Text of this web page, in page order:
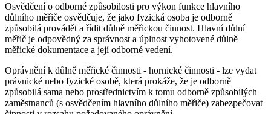
Osvědčení o odborné způsobilosti pro výkon funkce hlavního
důlního měřiče osvědčuje, že jako fyzická osoba je odborně
způsobilá provádět a řídit důlně měřickou činnost. Hlavní důlní
měřič je odpovědný za správnost a úplnost vyhotovené důlně
měřické dokumentace a její odborné vedení.
Oprávnění k důlně měřické činnosti - hornické činnosti - lze vydat
právnické nebo fyzické osobě, která prokáže, že je odborně
způsobilá sama nebo prostřednictvím k tomu odborně způsobilých
zaměstnanců (s osvědčením hlavního důlního měřiče) zabezpečovat